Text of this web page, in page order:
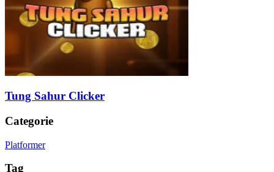
Tung Sahur Clicker
Categorie
Platformer
Tag